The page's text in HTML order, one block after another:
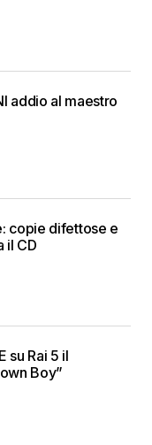
addio al maestro
copie difettose e
il CD
su Rai 5 il
Boy”